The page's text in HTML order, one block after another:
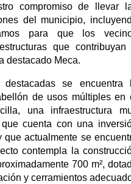
compromiso de llevar
del municipio,
para que los
que contribuyan
destacado Meca.
se encuentra
de usos múltiples en
una infraestructura
cuenta con una
actualmente se
contempla la
700 m²,
y cerramientos